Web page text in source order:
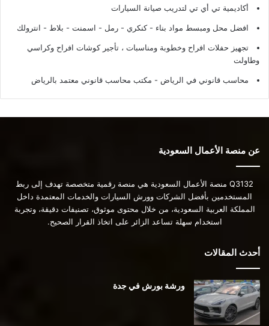
أكاديمية تي أي تي لتدريب صيانة السيارات
افضل محل ومبسط مواد بناء - كنكري - رمل - اسمنت - بلاط - انترولك
تجهيز حفلات افراح وخطوبة ومناسبات ، تأجير كوشات افراح وكراسي
وطاولت
محاسب قانوني في الرياض - مكتب محاسب قانوني معتمد بالرياض
عن منصة الأعمال السعودية
Q3132 منصة الأعمال السعودية هي منصة رقمية متخصصة تهدف إلى ربط
المستخدمين بأفضل الشركات وورش السيارات والخدمات المعتمدة داخل
المملكة العربية السعودية، من خلال محتوى موثوق، تصنيفات دقيقة، وتجربة
استخدام سهلة تساعد الزائر على اتخاذ القرار الصحيح.
أحدث المقالات
ورشة بورش في جدة